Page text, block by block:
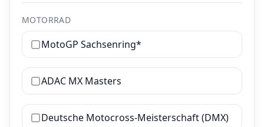
MOTORRAD
MotoGP Sachsenring*
ADAC MX Masters
Deutsche Motocross-Meisterschaft (DMX)